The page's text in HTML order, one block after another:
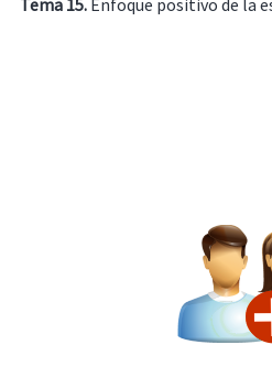
Tema 15.Enfoque positivo de la